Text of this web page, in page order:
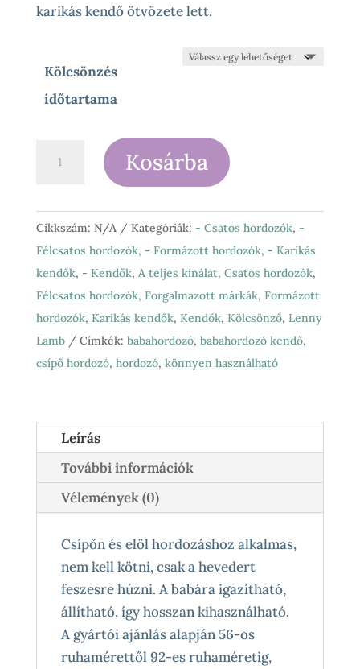
karikás kendő ötvözete lett.
Kölcsönzés
időtartama
LennyLamb
állítható
(csípő)hordozó
Kosárba
Cikkszám: N/A Kategóriák: - Csatos hordozók, -
Félcsatos hordozók, - Formázott hordozók, - Karikás
kendők, - Kendők, A teljes kínálat, Csatos hordozók,
Félcsatos hordozók, Forgalmazott márkák, Formázott
hordozók, Karikás kendők, Kendők, Kölcsönző, Lenny
Lamb
Címkék: babahordozó, babahordozó kendő,
csípő hordozó, hordozó, könnyen használható
Leírás
További információk
Vélemények (0)
Csípőn és elöl hordozáshoz alkalmas,
nem kell kötni, csak a hevedert
feszesre húzni. A babára igazítható,
állítható, így hosszan kihasználható.
A gyártói ajánlás alapján 56-os
ruhamérettől 92-es ruhaméretig,